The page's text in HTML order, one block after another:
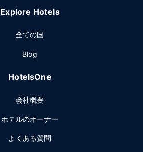
Explore Hotels
全ての国
Blog
HotelsOne
会社概要
ホテルのオーナー
よくある質問